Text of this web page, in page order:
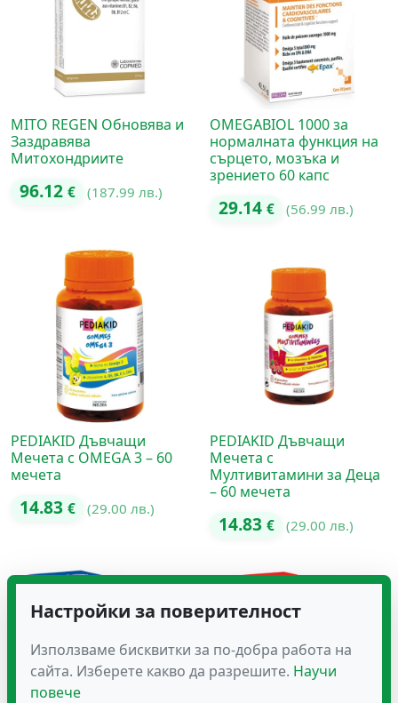
MITO REGEN Обновява и
Заздравява
Митохондриите
96.12 € (187.99 лв.)
OMEGABIOL 1000 за
нормалната функция на
сърцето, мозъка и
зрението 60 капс
29.14 € (56.99 лв.)
PEDIAKID Дъвчащи
Мечета с OMEGA 3 – 60
мечета
14.83 € (29.00 лв.)
PEDIAKID Дъвчащи
Мечета с
Мултивитамини за Деца
– 60 мечета
14.83 € (29.00 лв.)
Настройки за поверителност
Използваме бисквитки за по-добра работа на
сайта. Изберете какво да разрешите. Научи
повече